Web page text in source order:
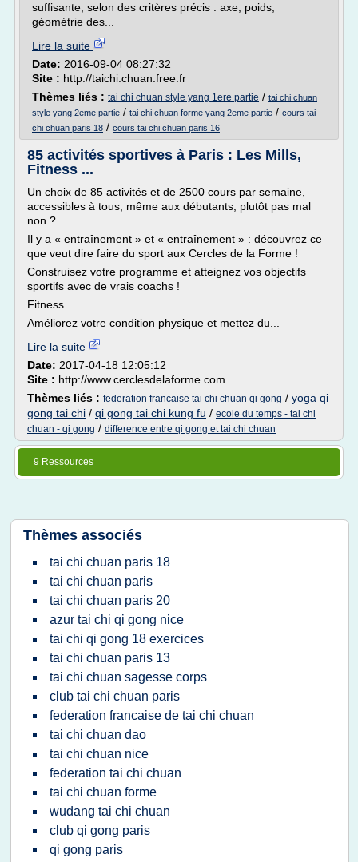
suffisante, selon des critères précis : axe, poids,
géométrie des...
Lire la suite
Date: 2016-09-04 08:27:32
Site : http://taichi.chuan.free.fr
Thèmes liés : tai chi chuan style yang 1ere partie / tai chi chuan
style yang 2eme partie / tai chi chuan forme yang 2eme partie / cours tai
chi chuan paris 18 / cours tai chi chuan paris 16
85 activités sportives à Paris : Les Mills,
Fitness ...
Un choix de 85 activités et de 2500 cours par semaine,
accessibles à tous, même aux débutants, plutôt pas mal
non ?
Il y a « entraînement » et « entraînement » : découvrez ce
que veut dire faire du sport aux Cercles de la Forme !
Construisez votre programme et atteignez vos objectifs
sportifs avec de vrais coachs !
Fitness
Améliorez votre condition physique et mettez du...
Lire la suite
Date: 2017-04-18 12:05:12
Site : http://www.cerclesdelaforme.com
Thèmes liés : federation francaise tai chi chuan qi gong / yoga qi
gong tai chi / qi gong tai chi kung fu / ecole du temps - tai chi
chuan - qi gong / difference entre qi gong et tai chi chuan
9 Ressources
Thèmes associés
tai chi chuan paris 18
tai chi chuan paris
tai chi chuan paris 20
azur tai chi qi gong nice
tai chi qi gong 18 exercices
tai chi chuan paris 13
tai chi chuan sagesse corps
club tai chi chuan paris
federation francaise de tai chi chuan
tai chi chuan dao
tai chi chuan nice
federation tai chi chuan
tai chi chuan forme
wudang tai chi chuan
club qi gong paris
qi gong paris